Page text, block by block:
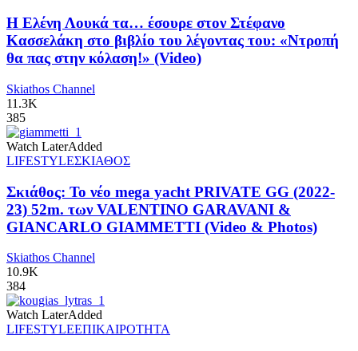
Η Ελένη Λουκά τα… έσουρε στον Στέφανο
Κασσελάκη στο βιβλίο του λέγοντας του: «Ντροπή
θα πας στην κόλαση!» (Video)
Skiathos Channel
11.3K
385
Watch LaterAdded
LIFESTYLEΣΚΙΑΘΟΣ
Σκιάθος: Το νέο mega yacht PRIVATE GG (2022-
23) 52m. των VALENTINO GARAVANI &
GIANCARLO GIAMMETTI (Video & Photos)
Skiathos Channel
10.9K
384
Watch LaterAdded
LIFESTYLEΕΠΙΚΑΙΡΟΤΗΤΑ